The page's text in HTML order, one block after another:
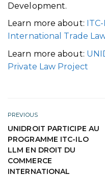
Development.
Learn more about:
International Trade
Learn more about:
Private Law Project
PREVIOUS
UNIDROIT PARTICIPE AU
PROGRAMME ITC-ILO
LLM EN DROIT DU
COMMERCE
INTERNATIONAL